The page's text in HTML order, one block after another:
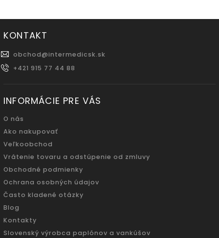
KONTAKT
obchod@intermedicsk.sk
+421 915 77 44 88
INFORMÁCIE PRE VÁS
O nás
Ako nakupovať
Veľkoobchod
Vrátenie tovaru a odstúpenie od zmluvy
Obchodné podmienky
Ochrana osobných údajov
Často kladené otázky
Blog
Kontakty
Slovenský výrobca paplónov a vankúšov